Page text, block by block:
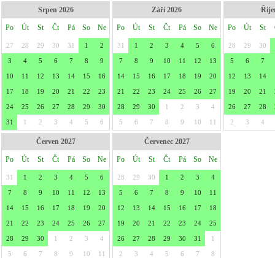
Srpen 2026
Po Út St Čt Pá So Ne
27 28 29 30 31 1 2
3 4 5 6 7 8 9
10 11 12 13 14 15 16
17 18 19 20 21 22 23
24 25 26 27 28 29 30
31 1 2 3 4 5 6
Září 2026
Po Út St Čt Pá So Ne
31 1 2 3 4 5 6
7 8 9 10 11 12 13
14 15 16 17 18 19 20
21 22 23 24 25 26 27
28 29 30 1 2 3 4
5 6 7 8 9 10 11
Po Út St
28 29 30
5 6 7
12 13 14
19 20 21
26 27 28
2 3 4
Červen 2027
Po Út St Čt Pá So Ne
31 1 2 3 4 5 6
7 8 9 10 11 12 13
14 15 16 17 18 19 20
21 22 23 24 25 26 27
28 29 30 1 2 3 4
5 6 7 8 9 10 11
Červenec 2027
Po Út St Čt Pá So Ne
28 29 30 1 2 3 4
5 6 7 8 9 10 11
12 13 14 15 16 17 18
19 20 21 22 23 24 25
26 27 28 29 30 31 1
2 3 4 5 6 7 8